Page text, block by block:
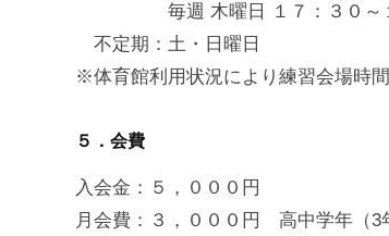
毎週 木曜日 １７：３０～１
不定期：土・日曜日
※体育館利用状況により練習会場時
５．会費
入会金：５，０００円
月会費：３，０００円 高中学年（3